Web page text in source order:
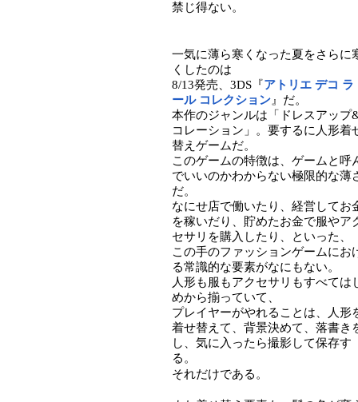
禁じ得ない。
一気に薄ら寒くなった夏をさらに
くしたのは
8/13発売、3DS『アトリエ デコ ラ
ール コレクション 』だ。
本作のジャンルは「ドレスアップ
コレーション」。要するに人形着
替えゲームだ。
このゲームの特徴は、ゲームと呼
でいいのかわからない極限的な薄
だ。
なにせ店で働いたり、経営してお
を稼いだり、貯めたお金で服やア
セサリを購入したり、といった、
この手のファッションゲームにお
る常識的な要素がなにもない。
人形も服もアクセサリもすべては
めから揃っていて、
プレイヤーがやれることは、人形
着せ替えて、背景決めて、落書き
し、気に入ったら撮影して保存す
る。
それだけである。